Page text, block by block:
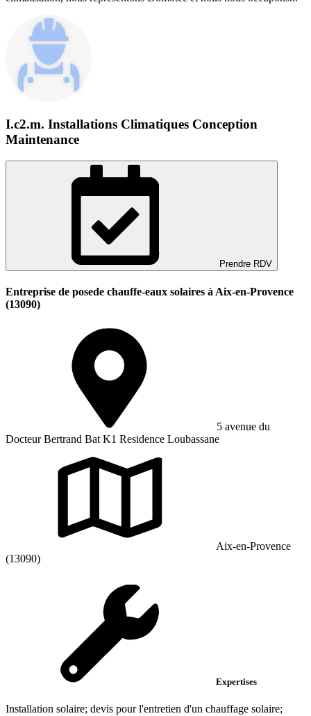
I.c2.m. Installations Climatiques Conception
Maintenance
Prendre RDV
Entreprise de posede chauffe-eaux solaires à Aix-en-Provence
(13090)
5 avenue du
Docteur Bertrand Bat K1 Residence Loubassane
Aix-en-Provence
(13090)
Expertises
Installation solaire; devis pour l'entretien d'un chauffage solaire;